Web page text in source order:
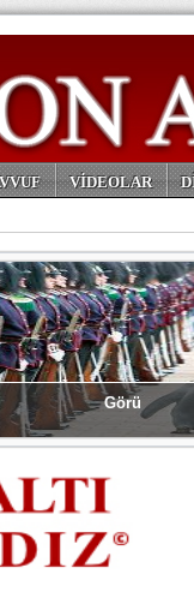
VİDEOLAR
Görü